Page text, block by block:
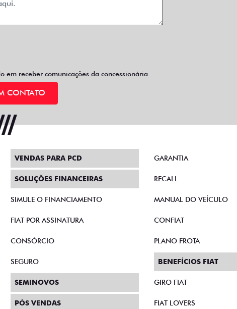
em receber comunicações da concessionária.
CONTATO
VENDAS PARA PCD
SOLUÇÕES FINANCEIRAS
SIMULE O FINANCIAMENTO
FIAT POR ASSINATURA
CONSÓRCIO
SEGURO
SEMINOVOS
PÓS VENDAS
GARANTIA
RECALL
MANUAL DO VEÍCULO
CONFIAT
PLANO FROTA
BENEFÍCIOS FIAT
GIRO FIAT
FIAT LOVERS